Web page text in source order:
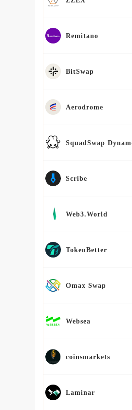
Remitano
BitSwap
Aerodrome
SquadSwap
Scribe
Web3.World
TokenBetter
Omax Swap
Websea
coinsmarkets
Laminar